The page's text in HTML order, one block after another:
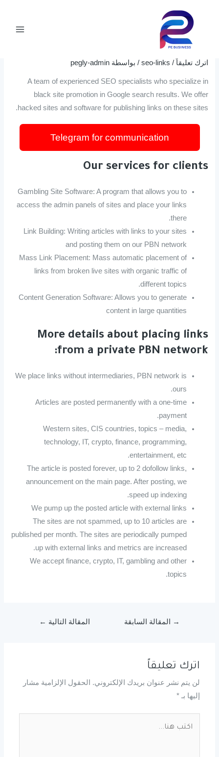
BLACK SEO LINKS, BACKLINKS,
SOFTWARE FOR MASS BACKLINKING
اترك تعليقاً /
seo-links / بواسطة pegly-admin
A team of experienced SEO specialists who specialize in
black site promotion in Google search results. We offer
hacked sites and software for publishing links on these sites.
Telegram for communication
Our services for clients
Gambling Site Software: A program that allows you to
access the admin panels of sites and place your links
there.
Link Building: Writing articles with links to your sites
and posting them on our PBN network
Mass Link Placement: Mass automatic placement of
links from broken live sites with organic traffic of
different topics.
Content Generation Software: Allows you to generate
content in large quantities
More details about placing links
from a private PBN network:
We place links without intermediaries, PBN network is
ours.
Articles are posted permanently with a one-time
payment.
Western sites, CIS countries, topics – media,
technology, IT, crypto, finance, programming,
entertainment, etc.
The article is posted forever, up to 2 dofollow links,
announcement on the main page. After posting, we
speed up indexing.
We pump up the posted article with external links
The sites are not spammed, up to 10 articles are
published per month. The sites are periodically pumped
up with external links and metrics are increased.
We accept finance, crypto, IT, gambling and other
topics.
navigation
→ المقالة السابقة المقالة التالية ←
اترك تعليقاً
لن يتم نشر عنوان بريدك الإلكتروني.
الحقول الإلزامية مشار
إليها بـ*